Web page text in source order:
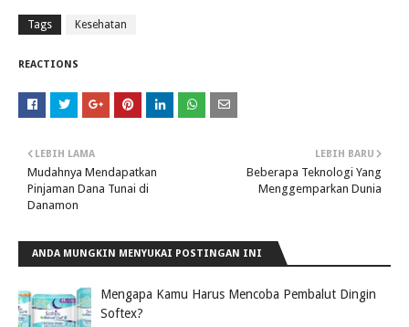
Tags Kesehatan
REACTIONS
LEBIH BARU
Beberapa Teknologi Yang
Menggemparkan Dunia
LEBIH LAMA
Mudahnya Mendapatkan
Pinjaman Dana Tunai di
Danamon
ANDA MUNGKIN MENYUKAI POSTINGAN INI
Mengapa Kamu Harus Mencoba Pembalut Dingin
Softex?